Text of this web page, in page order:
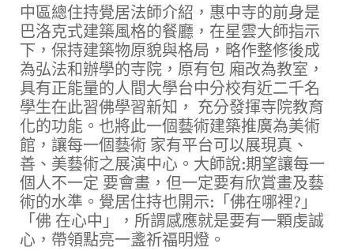
中區總住持覺居法師介紹，惠中寺的前身是
巴洛克式建築風格的餐廳，在星雲大師指示
下，保持建築物原貌與格局，略作整修後成
為弘法和辦學的寺院，原有包 廂改為教室，
具有正能量的人間大學台中分校有近二千名
學生在此習佛學習新知， 充分發揮寺院教育
化的功能。也將此一個藝術建築推廣為美術
館，讓每一個藝術 家有平台可以展現真、
善、美藝術之展演中心。大師說:期望讓每一
個人不一定 要會畫，但一定要有欣賞畫及藝
術的水準。覺居住持也開示:「佛在哪裡?」
「佛 在心中」，所謂感應就是要有一顆虔誠
心，帶領點亮一盞祈福明燈。